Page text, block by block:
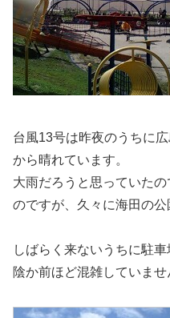
台風13号は昨夜のうちに
から晴れています。
大雨だろうと思っていた
のですが、久々に海田の公
しばらく来ないうちに駐
陰か前ほど混雑していませ